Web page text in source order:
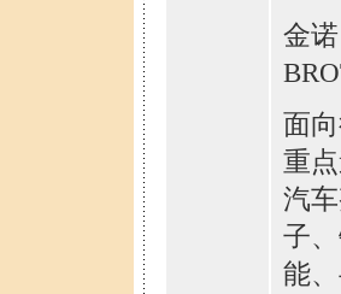
金
面
重
汽
子
能